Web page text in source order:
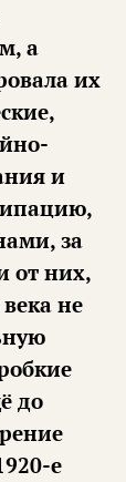
а
их
и
за
от них,
не
до
е